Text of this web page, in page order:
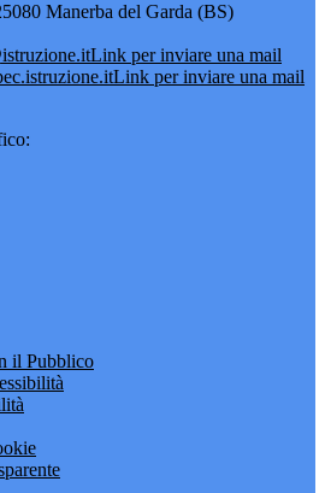
Manerba del Garda (BS)
Link per inviare una mail
Link per inviare una mail
il Pubblico